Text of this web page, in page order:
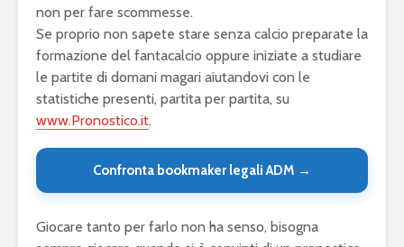
non per fare scommesse.
Se proprio non sapete stare senza calcio preparate la
formazione del fantacalcio oppure iniziate a studiare
le partite di domani magari aiutandovi con le
statistiche presenti, partita per partita, su
www.Pronostico.it.
Confronta bookmaker legali ADM →
Giocare tanto per farlo non ha senso, bisogna